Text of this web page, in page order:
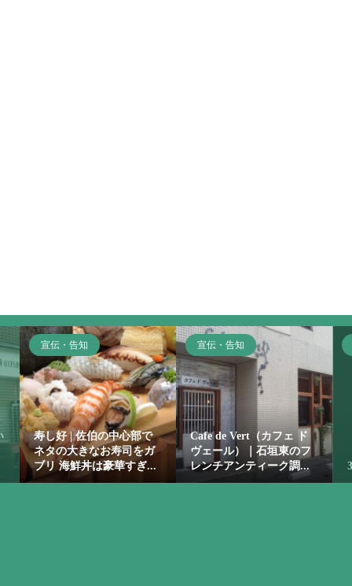
宣伝・告知
寿し好 | 佐伯の中心部で
ネタの大きなお寿司をガ
ブリ 海鮮丼は豪華すぎ...
宣伝・告知
Cafe de Vert（カフェ ド
ヴェール）｜石垣東のフ
レンチアンティーク調...